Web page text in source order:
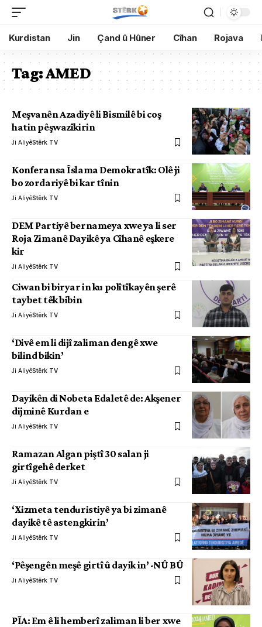
Kurdistan Jin Çand û Hûner Cîhan Rojava
Tag:AMED
Meşvanên Azadiyê li Bismilê bi coş
hatin pêşwazîkirin
Ji AliyêStêrk TV
Konferansa Îslama Demokratîk: Olê ji
bo zordariyê bi kar tînin
Ji AliyêStêrk TV
DEM Partiyê bernameya xwe ya li ser
Roja Zimanê Dayikê ya Cîhanê eşkere
kir
Ji AliyêStêrk TV
Ciwan bi biryar in ku polîtîkayên şerê
taybet têk bibin
Ji AliyêStêrk TV
‘Divê em li dijî zaliman dengê xwe
bilind bikin’
Ji AliyêStêrk TV
Dayikên di Nobeta Edaletê de: Akşener
dijminê Kurdan e
Ji AliyêStêrk TV
Ramazan Algan piştî 30 salan ji
girtîgehê derket
Ji AliyêStêrk TV
‘Xizmeta tenduristiyê ya bi zimanê
dayikê tê astengkirin’
Ji AliyêStêrk TV
‘Pêşengên meşê girtî û dayik in’ -NÛ BÛ
Ji AliyêStêrk TV
PÎA: Em ê li hemberî zaliman li ber xwe